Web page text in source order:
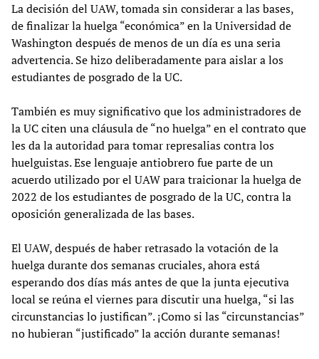
La decisión del UAW, tomada sin considerar a las bases,
de finalizar la huelga “económica” en la Universidad de
Washington después de menos de un día es una seria
advertencia. Se hizo deliberadamente para aislar a los
estudiantes de posgrado de la UC.
También es muy significativo que los administradores de
la UC citen una cláusula de “no huelga” en el contrato que
les da la autoridad para tomar represalias contra los
huelguistas. Ese lenguaje antiobrero fue parte de un
acuerdo utilizado por el UAW para traicionar la huelga de
2022 de los estudiantes de posgrado de la UC, contra la
oposición generalizada de las bases.
El UAW, después de haber retrasado la votación de la
huelga durante dos semanas cruciales, ahora está
esperando dos días más antes de que la junta ejecutiva
local se reúna el viernes para discutir una huelga, “si las
circunstancias lo justifican”. ¡Como si las “circunstancias”
no hubieran “justificado” la acción durante semanas!